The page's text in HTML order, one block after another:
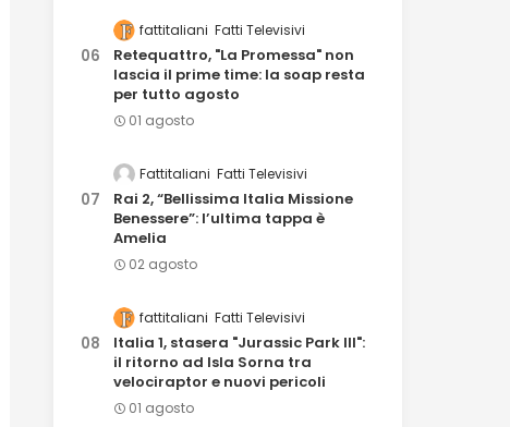
fattitaliani Fatti Televisivi
Retequattro, "La Promessa" non
lascia il prime time: la soap resta
per tutto agosto
01 agosto
Fattitaliani Fatti Televisivi
Rai 2, “Bellissima Italia Missione
Benessere”: l’ultima tappa è
Amelia
02 agosto
fattitaliani Fatti Televisivi
Italia 1, stasera "Jurassic Park III":
il ritorno ad Isla Sorna tra
velociraptor e nuovi pericoli
01 agosto